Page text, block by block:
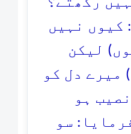
کیوں نہیں
لیکن
میرے دل کو
ہو
سو